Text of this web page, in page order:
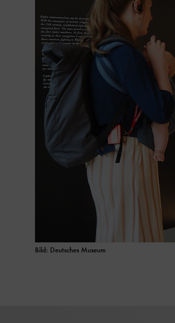
Bild: Deutsches Museum